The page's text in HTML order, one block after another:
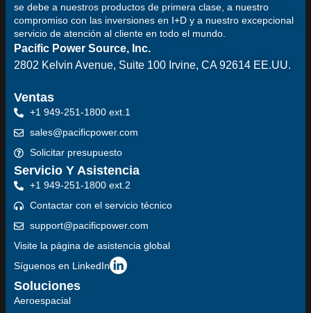
se debe a nuestros productos de primera clase, a nuestro
compromiso con las inversiones en I+D y a nuestro excepcional
servicio de atención al cliente en todo el mundo.
Pacific Power Source, Inc.
2802 Kelvin Avenue, Suite 100 Irvine, CA 92614 EE.UU.
Soluciones
Aeroespacial
Ventas
+1 949-251-1800 ext.1
sales@pacificpower.com
Solicitar presupuesto
Servicio Y Asistencia
+1 949-251-1800 ext.2
Contactar con el servicio técnico
support@pacificpower.com
Visite la página de asistencia global
Síguenos en LinkedIn